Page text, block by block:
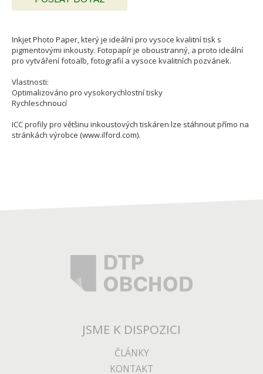
Inkjet Photo Paper, který je ideální pro vysoce kvalitní tisk s
pigmentovými inkousty. Fotopapír je oboustranný, a proto ideální
pro vytváření fotoalb, fotografií a vysoce kvalitních pozvánek.
Vlastnosti:
Optimalizováno pro vysokorychlostní tisky
Rychleschnoucí
ICC profily pro většinu inkoustových tiskáren lze stáhnout přímo na
stránkách výrobce (www.ilford.com).
JSME K DISPOZICI
ČLÁNKY
KONTAKT